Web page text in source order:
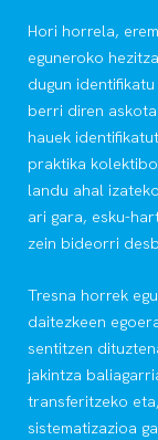
Hori horrela,
eguneroko
dugun
berri diren
hauek
praktika
landu ahal
ari gara, esku-
zein bideorri
Tresna horrek
daitezkeen
sentitzen
jakintza
transferitzeko
sistematizazioa